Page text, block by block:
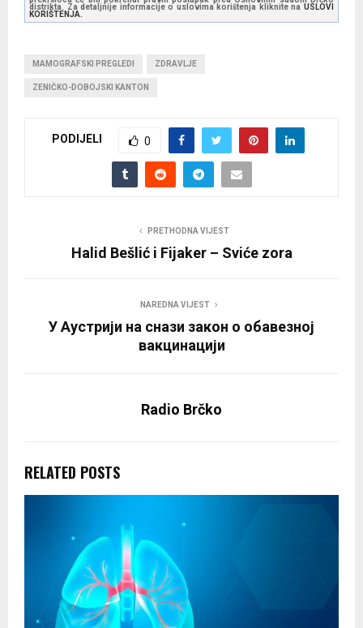
distrikta. Za detaljnije informacije o uslovima korištenja kliknite na USLOVI
KORIŠTENJA.
MAMOGRAFSKI PREGLEDI ZDRAVLJE
ZENIČKO-DOBOJSKI KANTON
PODIJELI 0
PRETHODNA VIJEST
Halid Bešlić i Fijaker – Sviće zora
NAREDNA VIJEST
У Аустрији на снази закон о обавезној
вакцинацији
Radio Brčko
RELATED POSTS